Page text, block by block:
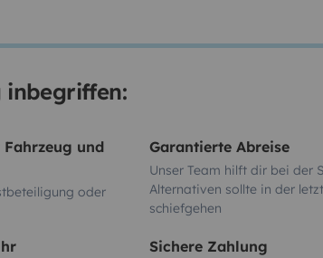
inbegriffen:
und
oder
Garantierte Abreise
Unser Team hilft dir bei der
Alternativen sollte in der
schiefgehen
Sichere Zahlung